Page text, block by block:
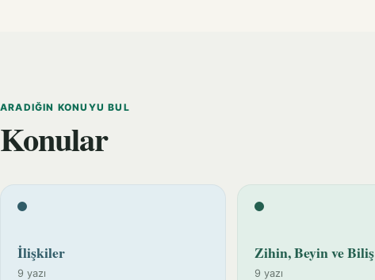
ARADIĞIN KONUYU BUL
Konular
İlişkiler
9 yazı
Zihin, Beyin ve Biliş
9 yazı